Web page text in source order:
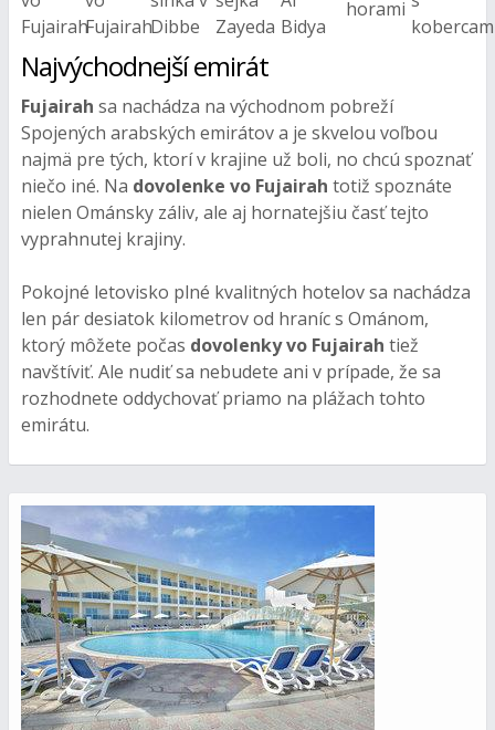
Najvýchodnejší emirát
Fujairah sa nachádza na východnom pobreží
Spojených arabských emirátov a je skvelou voľbou
najmä pre tých, ktorí v krajine už boli, no chcú spoznať
niečo iné. Na dovolenke vo Fujairah totiž spoznáte
nielen Ománsky záliv, ale aj hornatejšiu časť tejto
vyprahnutej krajiny.
Pokojné letovisko plné kvalitných hotelov sa nachádza
len pár desiatok kilometrov od hraníc s Ománom,
ktorý môžete počas dovolenky vo Fujairah tiež
navštíviť. Ale nudiť sa nebudete ani v prípade, že sa
rozhodnete oddychovať priamo na plážach tohto
emirátu.